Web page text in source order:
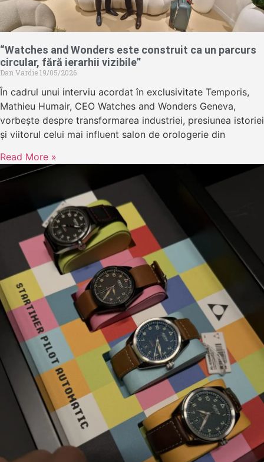
“Watches and Wonders este construit ca un parcurs
circular, fără ierarhii vizibile”
Dan Vardie19/05/2026
În cadrul unui interviu acordat în exclusivitate Temporis,
Mathieu Humair, CEO Watches and Wonders Geneva,
vorbește despre transformarea industriei, presiunea istoriei
și viitorul celui mai influent salon de orologerie din
Read More »